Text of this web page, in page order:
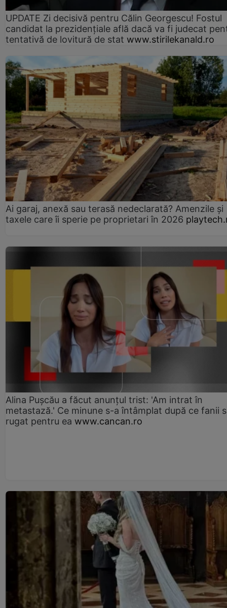
UPDATE Zi decisivă pentru Călin Georgescu! Fostul
candidat la prezidențiale află dacă va fi judecat
tentativă de lovitură de stat www.stirilekanald.ro
Ai garaj, anexă sau terasă nedeclarată? Amenzile și
taxele care îi sperie pe proprietari în 2026
Alina Pușcău a făcut anunțul trist: 'Am intrat în
metastază.' Ce minune s-a întâmplat după ce fanii
rugat pentru ea www.cancan.ro